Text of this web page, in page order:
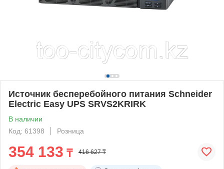
Источник бесперебойного питания Schneider
Electric Easy UPS SRVS2KRIRK
В наличии
Код: 61398
Розница
354 133 ₸ 416 627 ₸